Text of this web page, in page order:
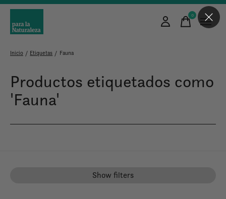
0items
Inicio / Etiquetas / Fauna
Productos etiquetados como
'Fauna'
Show filters